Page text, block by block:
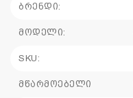
ბრენდი:
მოდელი:
SKU:
მწარმოებელი